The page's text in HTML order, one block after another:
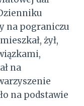
na pograniczu
żył,
na
na podstawie